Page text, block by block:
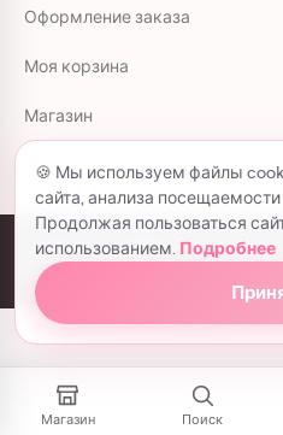
Оформление заказа
Моя корзина
Магазин
colorflowers.ru © 2026 все права
Политика конфиденциальности
🍪 Мы используем файлы
сайта, анализа
Продолжая пользоваться
использованием. Подробнее
Магазин Поиск